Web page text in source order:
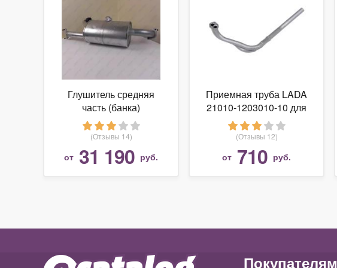
Глушитель средняя
часть (банка)
287004F610 PORTER2
ПОРТЕР2
(Отзывы 14)
от 31 190 руб.
Приемная труба LADA
21010-1203010-10 для
LADA 2101
(Отзывы 12)
от 710 руб.
Покупателям